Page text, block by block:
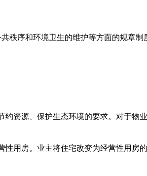
序和环境卫生的维护等方面的规章制
源、保护生态环境的要求。对于物
房。业主将住宅改变为经营性用房